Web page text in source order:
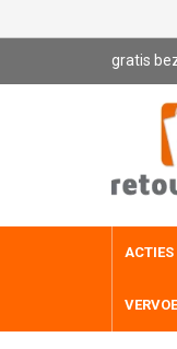
gratis
ACTIES